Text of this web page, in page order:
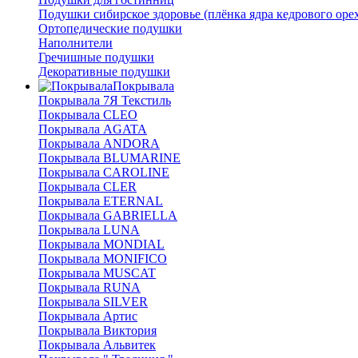
Подушки сибирское здоровье (плёнка ядра кедрового
Ортопедические подушки
Наполнители
Гречишные подушки
Декоративные подушки
Покрывала
Покрывала 7Я Текстиль
Покрывала CLEO
Покрывала AGATA
Покрывала ANDORA
Покрывала BLUMARINE
Покрывала CAROLINE
Покрывала CLER
Покрывала ETERNAL
Покрывала GABRIELLA
Покрывала LUNA
Покрывала MONDIAL
Покрывала MONIFICO
Покрывала MUSCAT
Покрывала RUNA
Покрывала SILVER
Покрывала Артис
Покрывала Виктория
Покрывала Альвитек